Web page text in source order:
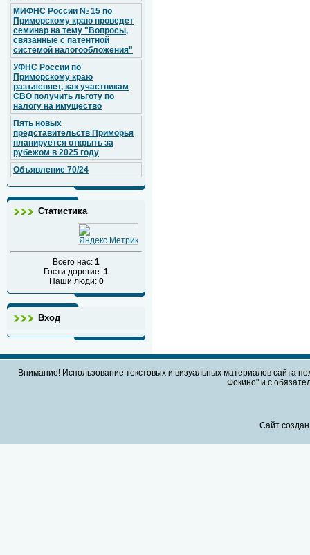
МИФНС России № 15 по
Приморскому краю проведет
семинар на тему "Вопросы,
связанные с патентной
системой налогообложения"
УФНС России по
Приморскому краю
разъясняет, как участникам
СВО получить льготу по
налогу на имущество
Пять новых
представительств Приморья
планируется открыть за
рубежом в 2025 году
Объявление 70/24
Статистика
Всего нас: 1
Гости дорогие: 1
Наши люди: 0
Вход
Внимание! Использование текстовых и визуальных материалов сайта
Фокино" и с
Сайт